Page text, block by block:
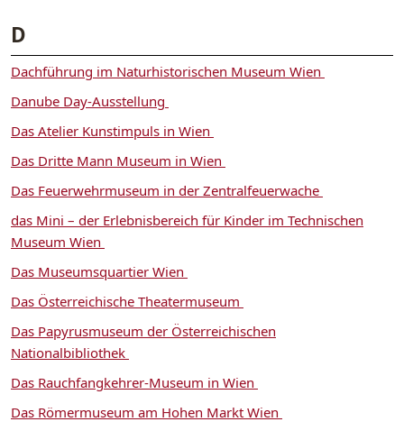
D
Dachführung im Naturhistorischen Museum Wien
Danube Day-Ausstellung
Das Atelier Kunstimpuls in Wien
Das Dritte Mann Museum in Wien
Das Feuerwehrmuseum in der Zentralfeuerwache
das Mini – der Erlebnisbereich für Kinder im Technischen
Museum Wien
Das Museumsquartier Wien
Das Österreichische Theatermuseum
Das Papyrusmuseum der Österreichischen
Nationalbibliothek
Das Rauchfangkehrer-Museum in Wien
Das Römermuseum am Hohen Markt Wien